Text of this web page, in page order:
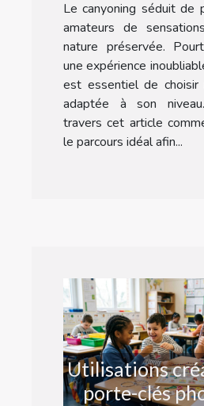
votre
Le canyoning séduit de
amateurs de
nature préservée.
une expérience
est essentiel de choisir
adaptée à son
travers cet article
le parcours idéal afin...
Utilisations
porte-clés